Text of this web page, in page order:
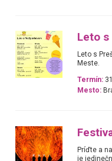
Leto s
Leto s
Meste.
Termín:
Mesto:
Príďte a
je